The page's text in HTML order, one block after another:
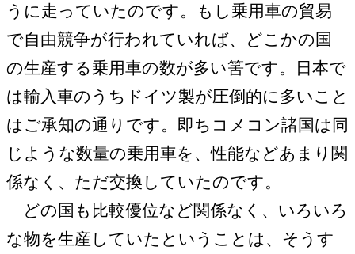
うに走っていたのです。もし乗用車の貿易
で自由競争が行われていれば、どこかの国
の生産する乗用車の数が多い筈です。日本で
は輸入車のうちドイツ製が圧倒的に多いこと
はご承知の通りです。即ちコメコン諸国は同
じような数量の乗用車を、性能などあまり関
係なく、ただ交換していたのです。
どの国も比較優位など関係なく、いろいろ
な物を生産していたということは、そうす